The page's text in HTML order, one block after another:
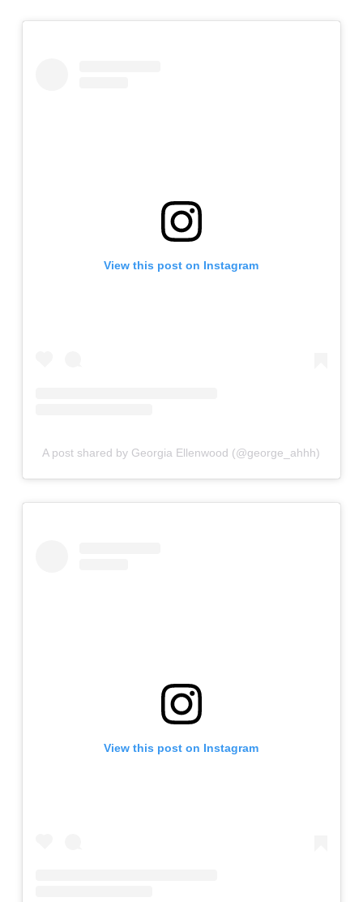
View this post on Instagram
A post shared by Georgia Ellenwood (@george_ahhh)
View this post on Instagram